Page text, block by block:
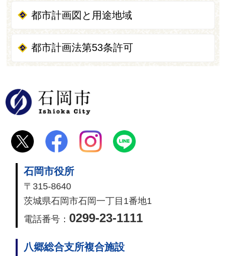
都市計画図と用途地域
都市計画法第53条許可
石岡市役所
〒315-8640
茨城県石岡市石岡一丁目1番地1
電話番号： 0299-23-1111
八郷総合支所複合施設